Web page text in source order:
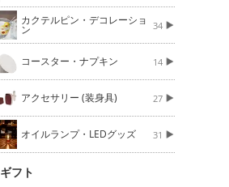
カクテルピン・デコレーショ
ン 34
コースター・ナプキン 14
アクセサリー (装身具) 27
オイルランプ・LEDグッズ 31
ギフト